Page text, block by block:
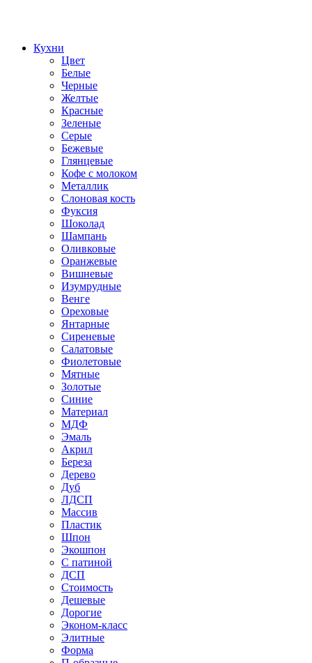
Кухни
Цвет
Белые
Черные
Желтые
Красные
Зеленые
Серые
Бежевые
Глянцевые
Кофе с молоком
Металлик
Слоновая кость
Фуксия
Шоколад
Шампань
Оливковые
Оранжевые
Вишневые
Изумрудные
Венге
Ореховые
Янтарные
Сиреневые
Салатовые
Фиолетовые
Мятные
Золотые
Синие
Материал
МДФ
Эмаль
Акрил
Береза
Дерево
Дуб
ЛДСП
Массив
Пластик
Шпон
Экошпон
С патиной
ДСП
Стоимость
Дешевые
Дорогие
Эконом-класс
Элитные
Форма